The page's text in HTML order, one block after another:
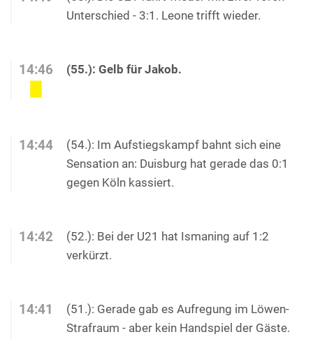
Unterschied - 3:1. Leone trifft wieder.
14:46 (55.): Gelb für Jakob.
14:44
(54.): Im Aufstiegskampf bahnt sich eine
Sensation an: Duisburg hat gerade das 0:1
gegen Köln kassiert.
14:42
(52.): Bei der U21 hat Ismaning auf 1:2
verkürzt.
14:41
(51.): Gerade gab es Aufregung im Löwen-
Strafraum - aber kein Handspiel der Gäste.